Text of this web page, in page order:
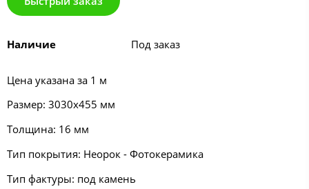
Наличие Под заказ
Цена указана за 1 м
Размер: 3030х455 мм
Толщина: 16 мм
Тип покрытия: Неорок - Фотокерамика
Тип фактуры: под камень